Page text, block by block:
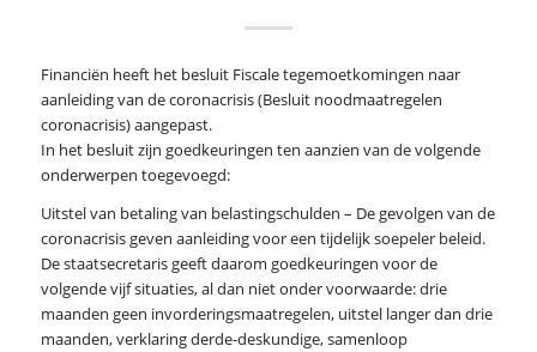
Financiën heeft het besluit Fiscale tegemoetkomingen naar
aanleiding van de coronacrisis (Besluit noodmaatregelen
coronacrisis) aangepast.
In het besluit zijn goedkeuringen ten aanzien van de volgende
onderwerpen toegevoegd:
Uitstel van betaling van belastingschulden – De gevolgen van de
coronacrisis geven aanleiding voor een tijdelijk soepeler beleid.
De staatsecretaris geeft daarom goedkeuringen voor de
volgende vijf situaties, al dan niet onder voorwaarde: drie
maanden geen invorderingsmaatregelen, uitstel langer dan drie
maanden, verklaring derde-deskundige, samenloop